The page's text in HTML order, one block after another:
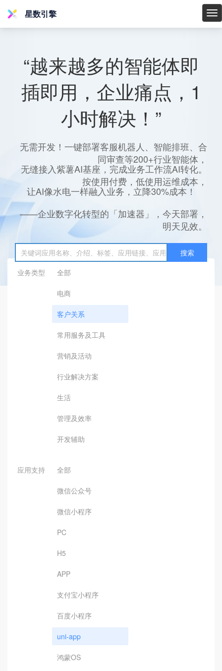
星
星数引擎
“越来越多的智能体即
插即用，企业痛点，1
小时解决！”
无需开发！一键部署客服机器人、智能排班、合
同审查等200+行业智能体，
无缝接入紫薯AI基座，完成业务工作流AI转化。
按使用付费，低使用运维成本，
让AI像水电一样融入业务，立降30%成本！
——企业数字化转型的「加速器」，今天部署，
明天见效。
搜索
业务类型
全部
电商
客户关系
常用服务及工具
营销及活动
行业解决方案
生活
管理及效率
开发辅助
应用支持 全部
微信公众号
微信小程序
PC
H5
APP
支付宝小程序
百度小程序
uni-app
鸿蒙OS